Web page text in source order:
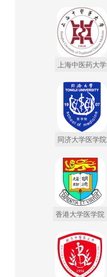
上海中医药大学
同济大学医学院
香港大学医学院